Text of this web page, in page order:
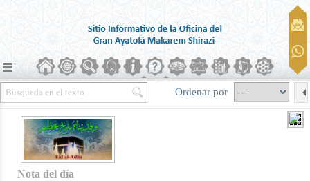
Ordenar por
Nota del día